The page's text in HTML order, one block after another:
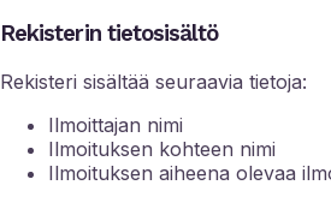
Rekisterin tietosisältö
Rekisteri sisältää seuraavia tietoja:
Ilmoittajan nimi
Ilmoituksen kohteen nimi
Ilmoituksen aiheena olevaa